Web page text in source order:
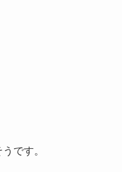
です。